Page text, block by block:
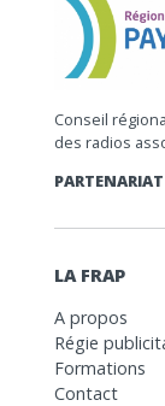
Conseil
des radios
PARTENARIAT
LA FRAP
A propos
Régie
Formations
Contact